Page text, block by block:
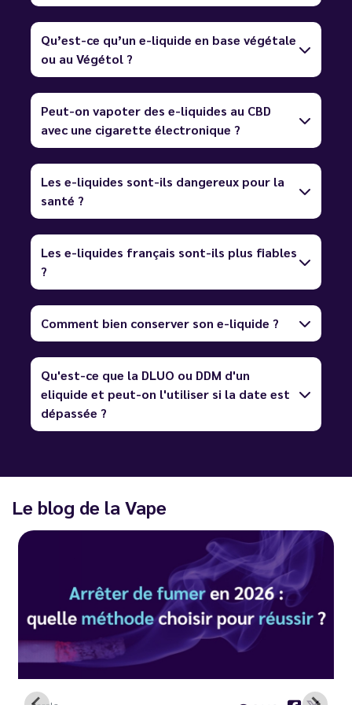
Qu’est-ce qu’un e-liquide en base végétale
ou au Végétol ?
Peut-on vapoter des e-liquides au CBD
avec une cigarette électronique ?
Les e-liquides sont-ils dangereux pour la
santé ?
Les e-liquides français sont-ils plus fiables
?
Comment bien conserver son e-liquide ?
Qu'est-ce que la DLUO ou DDM d'un
eliquide et peut-on l'utiliser si la date est
dépassée ?
Le blog de la Vape